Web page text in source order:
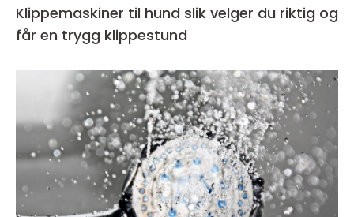
Klippemaskiner til hund slik velger du riktig og
får en trygg klippestund